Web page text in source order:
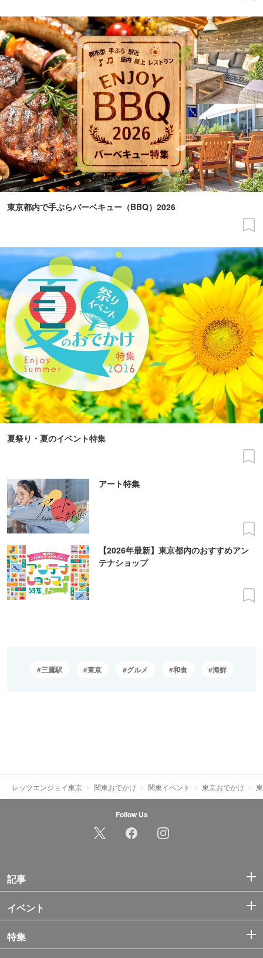
東京都内で手ぶらバーベキュー（BBQ）2026
夏祭り・夏のイベント特集
アート特集
【2026年最新】東京都内のおすすめアン
テナショップ
三鷹駅 東京 グルメ 和食 海鮮
レッツエンジョイ東京 関東おでかけ 関東イベント 東京おでかけ
Follow Us
記事
イベント
特集